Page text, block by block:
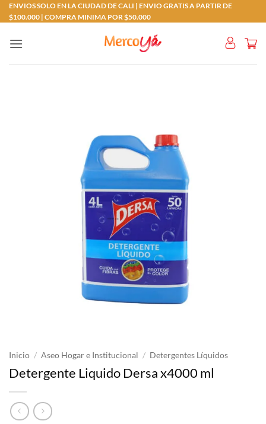
Saltar
al
ENVIOS SOLO EN LA CIUDAD DE CALI | ENVIO GRATIS A PARTIR DE
$100.000 | COMPRA MINIMA POR $50.000
Inicio / Aseo Hogar e Institucional / Detergentes Líquidos
Detergente Liquido Dersa x4000 ml